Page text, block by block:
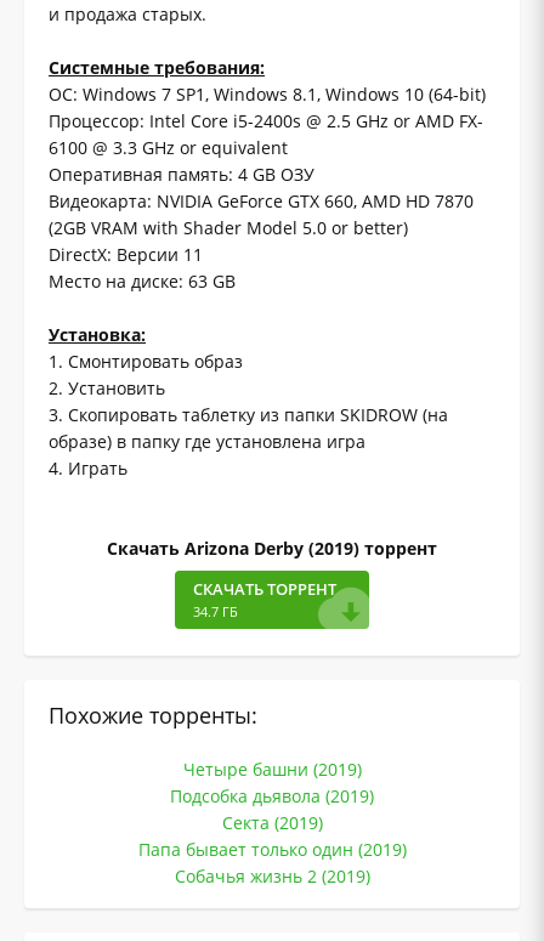
и продажа старых.
Системные требования:
ОС: Windows 7 SP1, Windows 8.1, Windows 10 (64-bit)
Процессор: Intel Core i5-2400s @ 2.5 GHz or AMD FX-
6100 @ 3.3 GHz or equivalent
Оперативная память: 4 GB ОЗУ
Видеокарта: NVIDIA GeForce GTX 660, AMD HD 7870
(2GB VRAM with Shader Model 5.0 or better)
DirectX: Версии 11
Место на диске: 63 GB
Установка:
1. Смонтировать образ
2. Установить
3. Скопировать таблетку из папки SKIDROW (на
образе) в папку где установлена игра
4. Играть
Скачать Arizona Derby (2019) торрент
СКАЧАТЬ ТОРРЕНТ
34.7 ГБ
Похожие торренты:
Четыре башни (2019)
Подсобка дьявола (2019)
Секта (2019)
Папа бывает только один (2019)
Собачья жизнь 2 (2019)